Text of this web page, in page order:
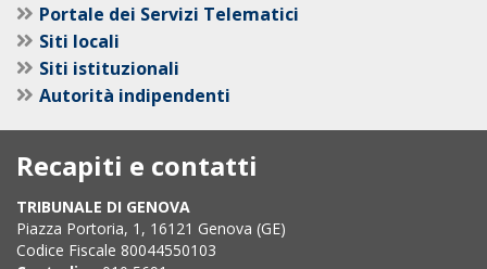
Portale dei Servizi Telematici
Siti locali
Siti istituzionali
Autorità indipendenti
Recapiti e contatti
TRIBUNALE DI GENOVA
Piazza Portoria, 1, 16121 Genova (GE)
Codice Fiscale 80044550103